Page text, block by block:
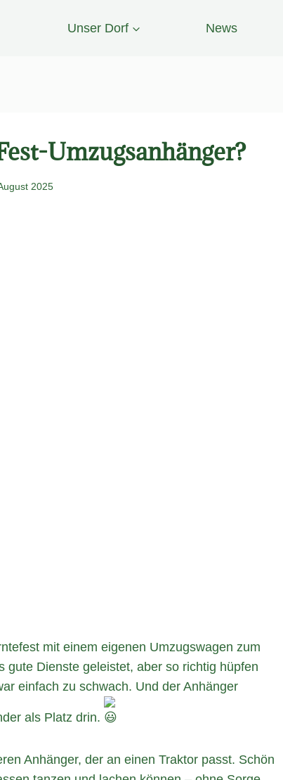
Unser Dorf News
Umzugsanhänger?
2025
mit einem eigenen Umzugswagen zum
gute Dienste geleistet, aber so richtig hüpfen
einfach zu schwach. Und der Anhänger
als Platz drin.
Anhänger, der an einen Traktor passt. Schön